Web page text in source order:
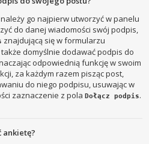
go najpierw utworzyć w panelu
do danej wiadomości swój podpis,
znajdującą się w formularzu
domyślnie dodawać podpis do
odpowiednią funkcję w swoim
za każdym razem pisząc post,
do niego podpisu, usuwając w
zaznaczenie z polaDołącz podpis.
ankietę?